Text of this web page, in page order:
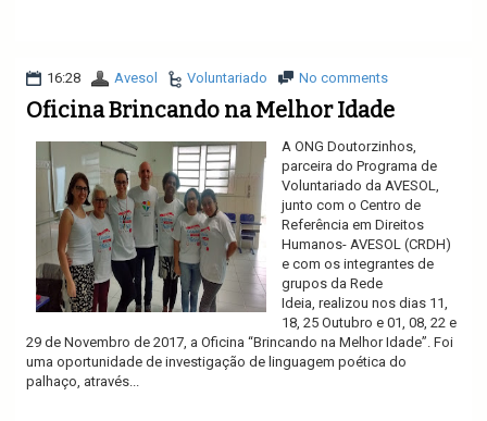
16:28 Avesol Voluntariado No comments
Oficina Brincando na Melhor Idade
A ONG Doutorzinhos,
parceira do Programa de
Voluntariado da AVESOL,
junto com o Centro de
Referência em Direitos
Humanos- AVESOL (CRDH)
e com os integrantes de
grupos da Rede
Ideia, realizou nos dias 11,
18, 25 Outubro e 01, 08, 22 e
29 de Novembro de 2017, a Oficina “Brincando na Melhor Idade”. Foi
uma oportunidade de investigação de linguagem poética do
palhaço, através...